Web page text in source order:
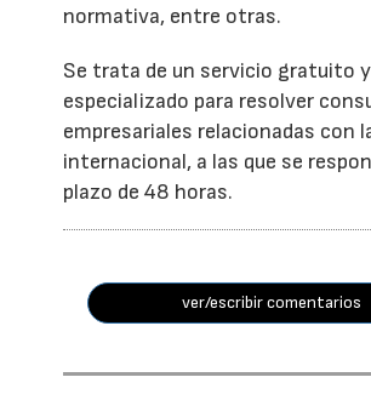
normativa, entre otras.
Se trata de un servicio gratuito y
especializado para resolver
empresariales relacionadas con
internacional, a las que se
plazo de 48 horas.
ver/escribir comentarios